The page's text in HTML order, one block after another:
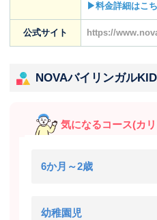
▶料金詳細はこ
公式サイト https://
NOVAバイリンガル
気になるコース(カ
6か月～2歳
幼稚園児